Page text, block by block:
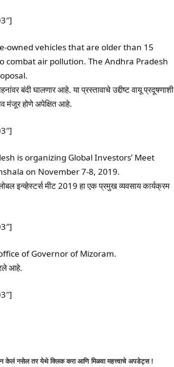
owned vehicles that are older than 15
combat air pollution. The Andhra Pradesh
बंदी घालणार आहे. या प्रस्तावाचे उद्दीष्ट वायू प्रदूषणाशी
मंजूर होणे अपेक्षित आहे.
is organizing Global Investors’ Meet
on November 7-8, 2019.
इन्व्हेस्टर्स मीट 2019 हा एक प्रमुख व्यवसाय कार्यक्रम
of Governor of Mizoram.
आहे.
केलं नसेल तर येथे क्लिक करा आणि मिळवा महत्त्वाचे अपडेट्स !